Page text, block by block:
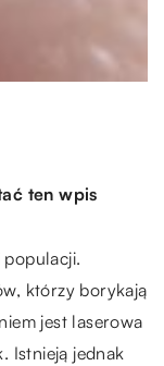
ten wpis
którzy borykają
jest laserowa
Istnieją jednak